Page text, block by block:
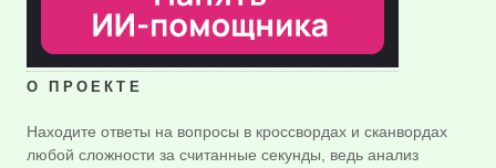
О ПРОЕКТЕ
Находите ответы на вопросы в кроссвордах и сканвордах
любой сложности за считанные секунды, ведь анализ